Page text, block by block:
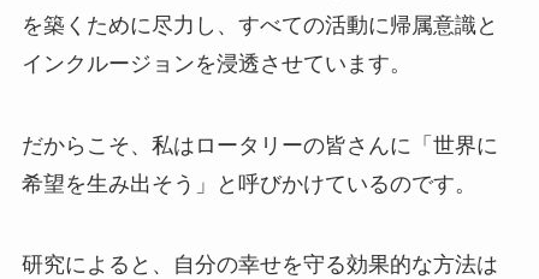
を築くために尽力し、すべての活動に帰属意識と
インクルージョンを浸透させています。
だからこそ、私はロータリーの皆さんに「世界に
希望を生み出そう」と呼びかけているのです。
研究によると、自分の幸せを守る効果的な方法は